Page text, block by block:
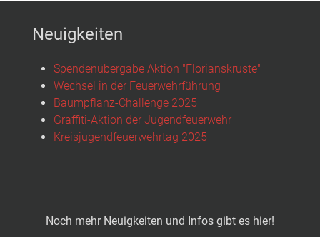
Neuigkeiten
Spendenübergabe Aktion "Florianskruste"
Wechsel in der Feuerwehrführung
Baumpflanz-Challenge 2025
Graffiti-Aktion der Jugendfeuerwehr
Kreisjugendfeuerwehrtag 2025
Noch mehr Neuigkeiten und Infos gibt es hier!